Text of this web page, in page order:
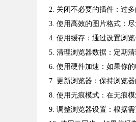
2. 关闭不必要的插件：过
3. 使用高效的图片格式：
4. 使用缓存：通过设置浏
5. 清理浏览器数据：定期
6. 使用硬件加速：如果你
7. 更新浏览器：保持浏览
8. 使用无痕模式：在无痕
9. 调整浏览器设置：根据